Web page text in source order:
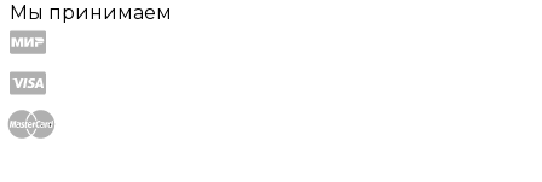
Мы принимаем